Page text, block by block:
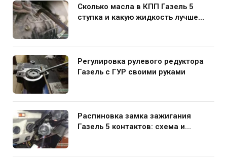
Сколько масла в КПП Газель 5
ступка и какую жидкость лучше
Регулировка рулевого редуктора
Газель с ГУР своими руками
Распиновка замка зажигания
Газель 5 контактов: схема и